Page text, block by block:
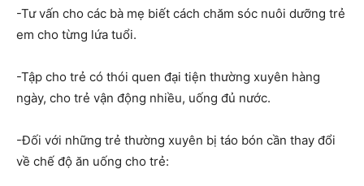
-Tư vấn cho các bà mẹ biết cách chăm sóc nuôi dưỡng trẻ
em cho từng lứa tuổi.
-Tập cho trẻ có thói quen đại tiện thường xuyên hàng
ngày, cho trẻ vận động nhiều, uống đủ nước.
-Đối với những trẻ thường xuyên bị táo bón cần thay đổi
về chế độ ăn uống cho trẻ: